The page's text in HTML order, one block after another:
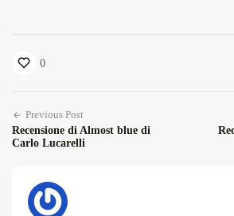
0
Previous Post
Recensione di Almost blue di
Carlo Lucarelli